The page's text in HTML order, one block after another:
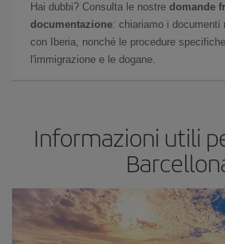
Hai dubbi? Consulta le nostre domande
documentazione: chiariamo i documenti
con Iberia, nonché le procedure
l'immigrazione e le dogane.
Informazioni utili